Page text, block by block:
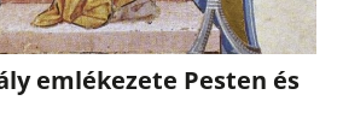
emlékezete Pesten és